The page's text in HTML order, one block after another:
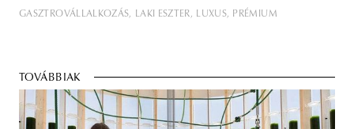
GASZTROVÁLLALKOZÁS LAKI ESZTER LUXUS PRÉMIUM
TOVÁBBIAK